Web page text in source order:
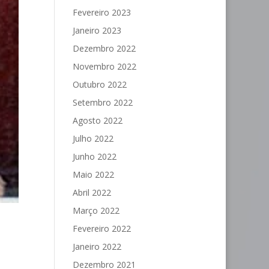
Fevereiro 2023
Janeiro 2023
Dezembro 2022
Novembro 2022
Outubro 2022
Setembro 2022
Agosto 2022
Julho 2022
Junho 2022
Maio 2022
Abril 2022
Março 2022
Fevereiro 2022
Janeiro 2022
Dezembro 2021